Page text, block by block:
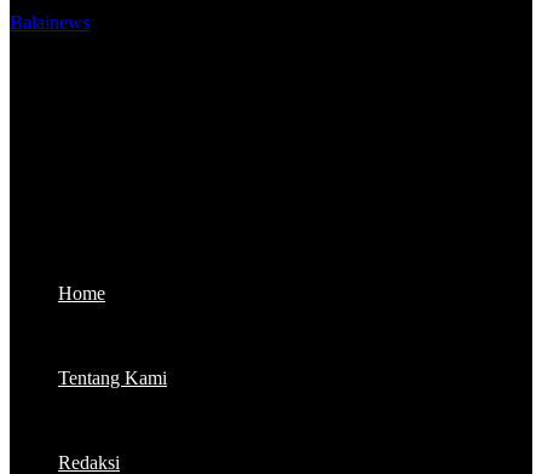
Balainews
Home
Tentang Kami
Redaksi